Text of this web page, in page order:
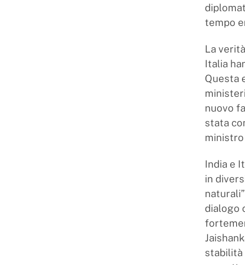
tempo
La
Italia
Questa
nuovo
stata
ministro
India e
in
dialogo
stabilità